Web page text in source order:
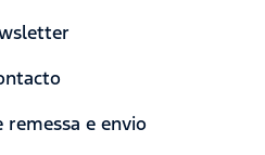
remessa e envio